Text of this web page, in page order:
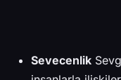
Sevecenlik